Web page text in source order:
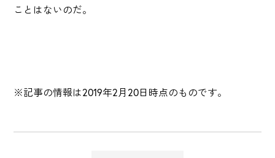
ことはないのだ。
※記事の情報は2019年2月20日時点のものです。